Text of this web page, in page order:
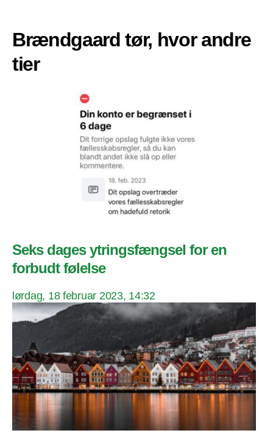
Brændgaard tør, hvor andre
tier
Seks dages ytringsfængsel for en
forbudt følelse
lørdag, 18 februar 2023, 14:32